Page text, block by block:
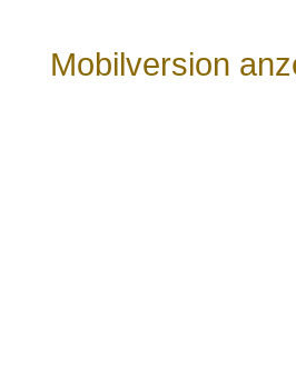
Mobilversion